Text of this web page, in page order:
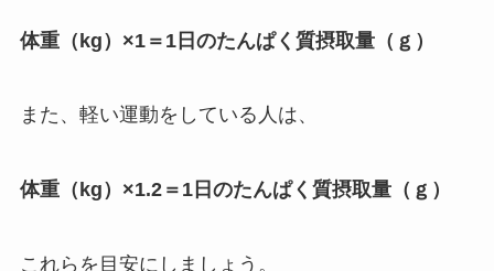
体重（kg）×1＝1日のたんぱく質摂取量（ｇ）
また、軽い運動をしている人は、
体重（kg）×1.2＝1日のたんぱく質摂取量（ｇ）
これらを目安にしましょう。